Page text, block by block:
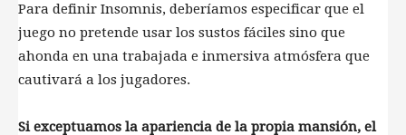
Para definir Insomnis, deberíamos especificar que el
juego no pretende usar los sustos fáciles sino que
ahonda en una trabajada e inmersiva atmósfera que
cautivará a los jugadores.
Si exceptuamos la apariencia de la propia mansión, el